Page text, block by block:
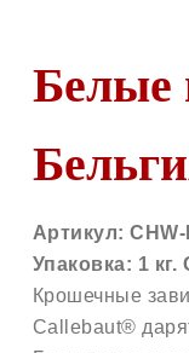
Белые
Артикул:
Упаковка: 1
Крошечные
Callebaut®